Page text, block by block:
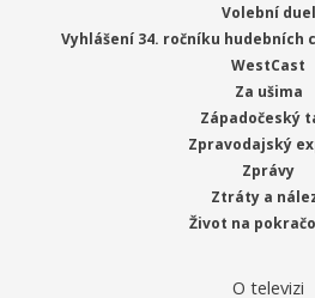
Volební duel
Vyhlášení 34. ročníku hudebních
WestCast
Za ušima
Západočeský
Zpravodajský
Zprávy
Ztráty a
Život na
O televizi